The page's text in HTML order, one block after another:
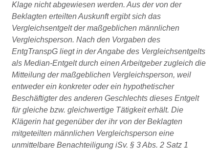
Klage nicht abgewiesen werden. Aus der von der
Beklagten erteilten Auskunft ergibt sich das
Vergleichsentgelt der maßgeblichen männlichen
Vergleichsperson. Nach den Vorgaben des
EntgTranspG liegt in der Angabe des Vergleichsentgelts
als Median-Entgelt durch einen Arbeitgeber zugleich die
Mitteilung der maßgeblichen Vergleichsperson, weil
entweder ein konkreter oder ein hypothetischer
Beschäftigter des anderen Geschlechts dieses Entgelt
für gleiche bzw. gleichwertige Tätigkeit erhält. Die
Klägerin hat gegenüber der ihr von der Beklagten
mitgeteilten männlichen Vergleichsperson eine
unmittelbare Benachteiligung iSv. § 3 Abs. 2 Satz 1